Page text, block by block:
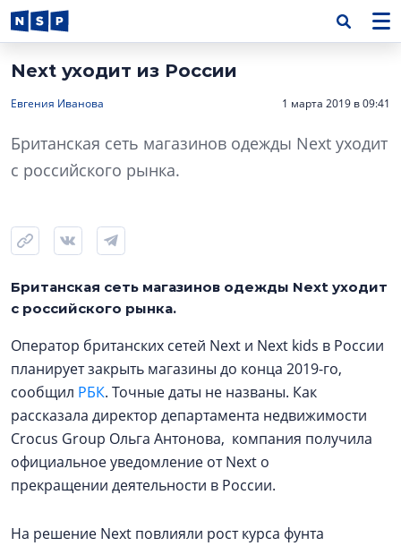
Next уходит из России
Евгения Иванова 1 марта 2019 в 09:41
Британская сеть магазинов одежды Next уходит
с российского рынка.
Британская сеть магазинов одежды Next уходит
с российского рынка.
Оператор британских сетей Next и Next kids в России
планирует закрыть магазины до конца 2019-го,
сообщил РБК. Точные даты не названы. Как
рассказала директор департамента недвижимости
Crocus Group Ольга Антонова, компания получила
официальное уведомление от Next о
прекращении деятельности в России.
На решение Next повлияли рост курса фунта